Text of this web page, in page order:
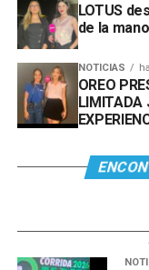
LOTUS
de la
NOTICIAS
OREO
LIMITADA